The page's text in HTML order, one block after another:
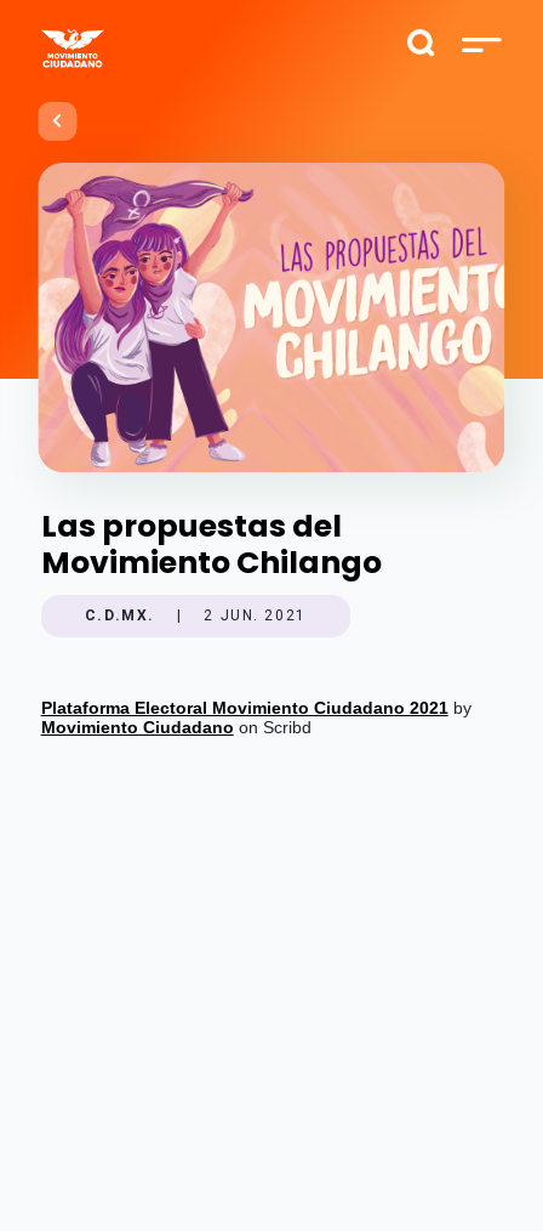
Las propuestas del
Movimiento Chilango
C.D.MX. 2 JUN. 2021
Plataforma Electoral Movimiento Ciudadano 2021by
Movimiento Ciudadano on Scribd